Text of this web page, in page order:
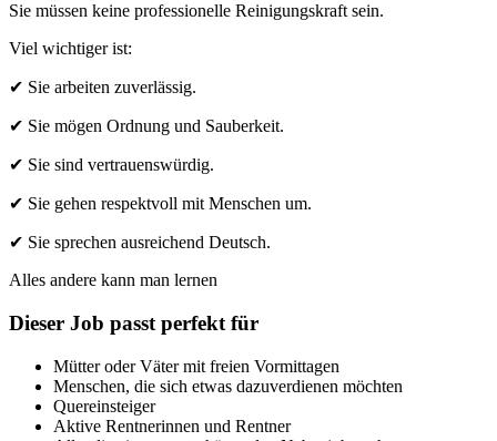
Sie müssen keine professionelle Reinigungskraft sein.
Viel wichtiger ist:
✔ Sie arbeiten zuverlässig.
✔ Sie mögen Ordnung und Sauberkeit.
✔ Sie sind vertrauenswürdig.
✔ Sie gehen respektvoll mit Menschen um.
✔ Sie sprechen ausreichend Deutsch.
Alles andere kann man lernen
Dieser Job passt perfekt für
Mütter oder Väter mit freien Vormittagen
Menschen, die sich etwas dazuverdienen möchten
Quereinsteiger
Aktive Rentnerinnen und Rentner